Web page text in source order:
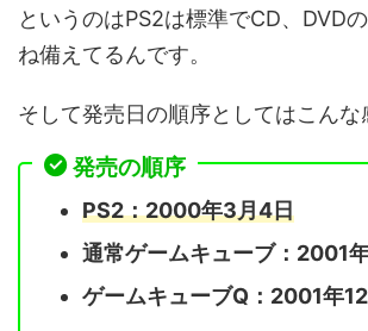
というのはPS2は標準でCD、DVD
ね備えてるんです。
そして発売日の順序としてはこんな
発売の順序
PS2：2000年3月4日
通常ゲームキューブ：2001
ゲームキューブQ：2001年